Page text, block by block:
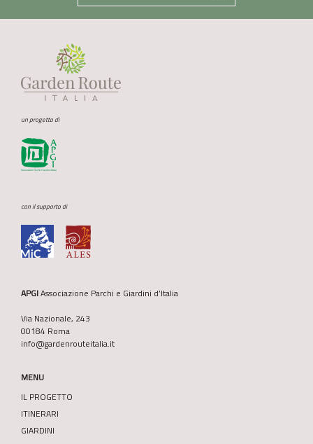
un progetto di
con il supporto di
APGIAssociazione Parchi e Giardini d’Italia
Via Nazionale, 243
00184 Roma
info@gardenrouteitalia.it
MENU
IL PROGETTO
ITINERARI
GIARDINI